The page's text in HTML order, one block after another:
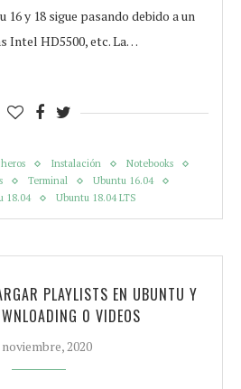
y 18 sigue pasando debido a un
Intel HD5500, etc. La…
Instalación
Notebooks
Terminal
Ubuntu 16.04
18.04 Ubuntu 18.04 LTS
PLAYLISTS EN UBUNTU Y
0 VIDEOS
noviembre, 2020